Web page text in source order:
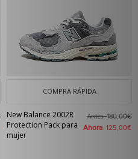
COMPRA RÁPIDA
New Balance 2002R
Protection Pack para
mujer
Antes180,00€
Ahora 125,00€